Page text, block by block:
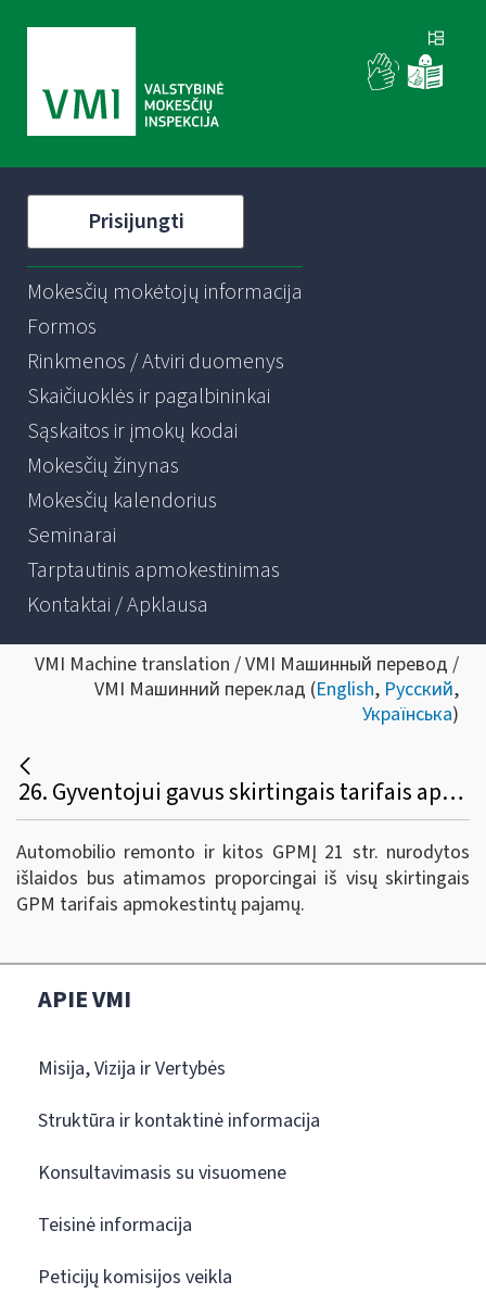
Prisijungti
Mokesčių mokėtojų informacija
Formos
Rinkmenos / Atviri duomenys
Skaičiuoklės ir pagalbininkai
Sąskaitos ir įmokų kodai
Mokesčių žinynas
Mokesčių kalendorius
Seminarai
Tarptautinis apmokestinimas
Kontaktai / Apklausa
VMI Machine translation / VMI Машинный перевод /
VMI Машинний переклад (English, Русский,
Українська)
26. Gyventojui gavus skirtingais tarifais apmokestintų pajamų, kuriuo (15, 20 ar 27 procentų) GPM tarifu apmokestintos pajamos bus mažinamos automobilio remonto išlaidomis?
Automobilio remonto ir kitos GPMĮ 21 str. nurodytos
išlaidos bus atimamos proporcingai iš visų skirtingais
GPM tarifais apmokestintų pajamų.
APIE VMI
Misija, Vizija ir Vertybės
Struktūra ir kontaktinė informacija
Konsultavimasis su visuomene
Teisinė informacija
Peticijų komisijos veikla